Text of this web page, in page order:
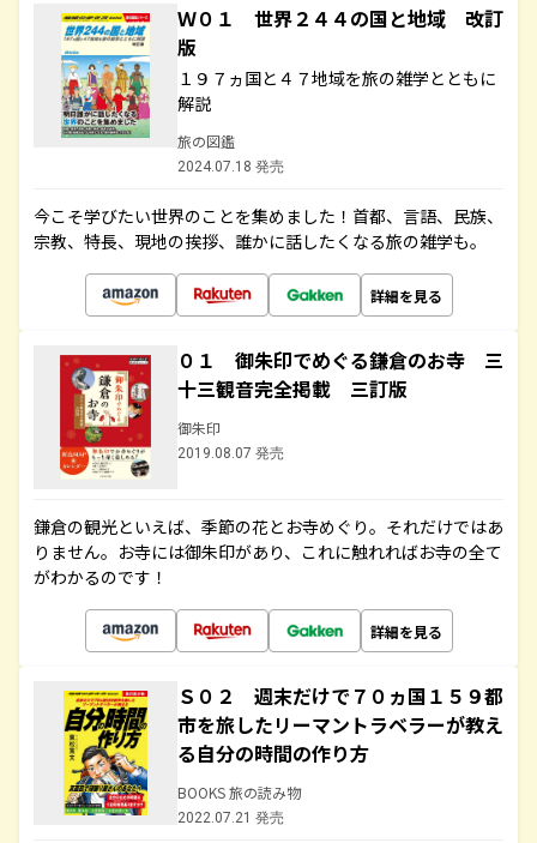
Ｗ０１ 世界２４４の国と地域 改訂
版
１９７ヵ国と４７地域を旅の雑学とともに
解説
旅の図鑑
2024.07.18 発売
今こそ学びたい世界のことを集めました！首都、言語、民族、
宗教、特長、現地の挨拶、誰かに話したくなる旅の雑学も。
詳細を見る
０１ 御朱印でめぐる鎌倉のお寺 三
十三観音完全掲載 三訂版
御朱印
2019.08.07 発売
鎌倉の観光といえば、季節の花とお寺めぐり。それだけではあ
りません。お寺には御朱印があり、これに触れればお寺の全て
がわかるのです！
詳細を見る
Ｓ０２ 週末だけで７０ヵ国１５９都
市を旅したリーマントラベラーが教え
る自分の時間の作り方
BOOKS 旅の読み物
2022.07.21 発売